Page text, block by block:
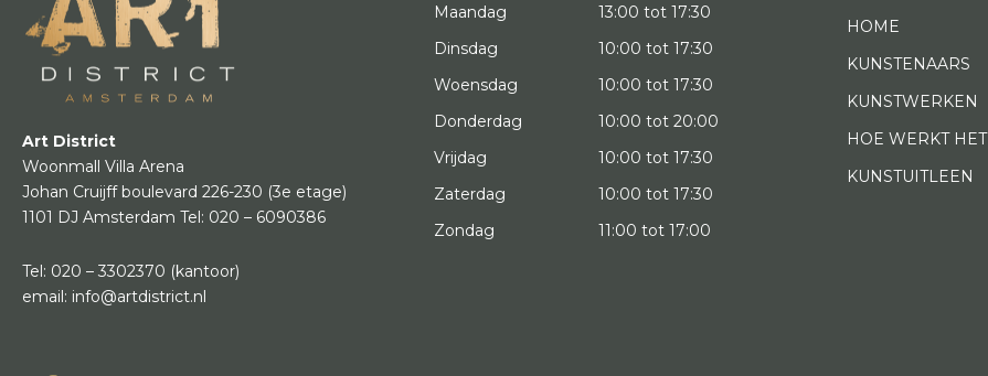
Art District
Woonmall Villa Arena
Johan Cruijff boulevard 226-230 (3e etage)
1101 DJ Amsterdam Tel: 020 – 6090386
Tel: 020 – 3302370 (kantoor)
email: info@artdistrict.nl
Maandag
13:00 tot 17:30
Dinsdag
10:00 tot 17:30
Woensdag
10:00 tot 17:30
Donderdag
10:00 tot 20:00
Vrijdag
10:00 tot 17:30
Zaterdag
10:00 tot 17:30
Zondag
11:00 tot 17:00
HOME
KUNSTENAARS
KUNSTWERKEN
HOE WERKT HET
KUNSTUITLEEN